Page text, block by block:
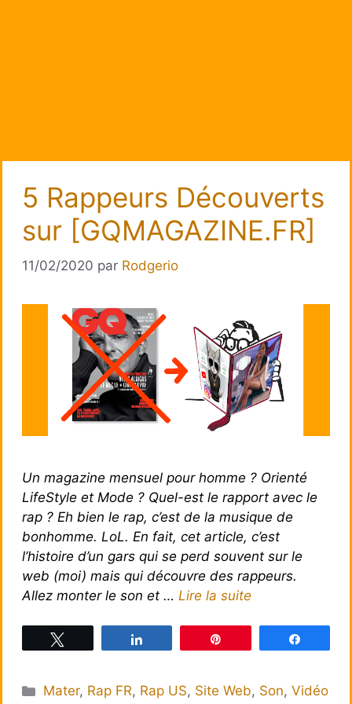
5 Rappeurs Découverts
sur [GQMAGAZINE.FR]
11/02/2020 par Rodgerio
Un magazine mensuel pour homme ? Orienté
LifeStyle et Mode ? Quel-est le rapport avec le
rap ? Eh bien le rap, c’est de la musique de
bonhomme. LoL. En fait, cet article, c’est
l’histoire d’un gars qui se perd souvent sur le
web (moi) mais qui découvre des rappeurs.
Allez monter le son et … Lire la suite
Catégories
Mater, Rap FR, Rap US, Site Web, Son,Vidéo